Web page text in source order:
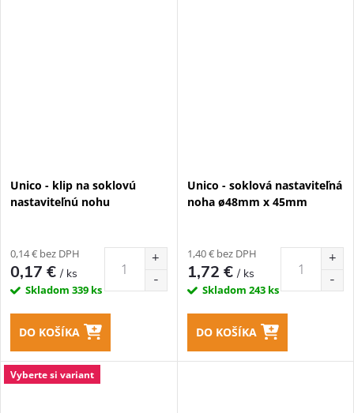
Unico - klip na soklovú
nastaviteľnú nohu
0,14 € bez DPH
0,17 €/ ks
Skladom 339 ks
DO KOŠÍKA
Unico - soklová nastaviteľná
noha ø48mm x 45mm
1,40 € bez DPH
1,72 €/ ks
Skladom 243 ks
DO KOŠÍKA
Vyberte si variant